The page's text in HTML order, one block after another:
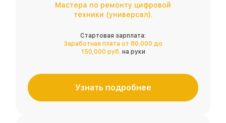
Мастера по ремонту цифровой
техники (универсал).
Стартовая зарплата:
Заработная плата от 80,000 до
150,000 руб. на руки
Узнать подробнее